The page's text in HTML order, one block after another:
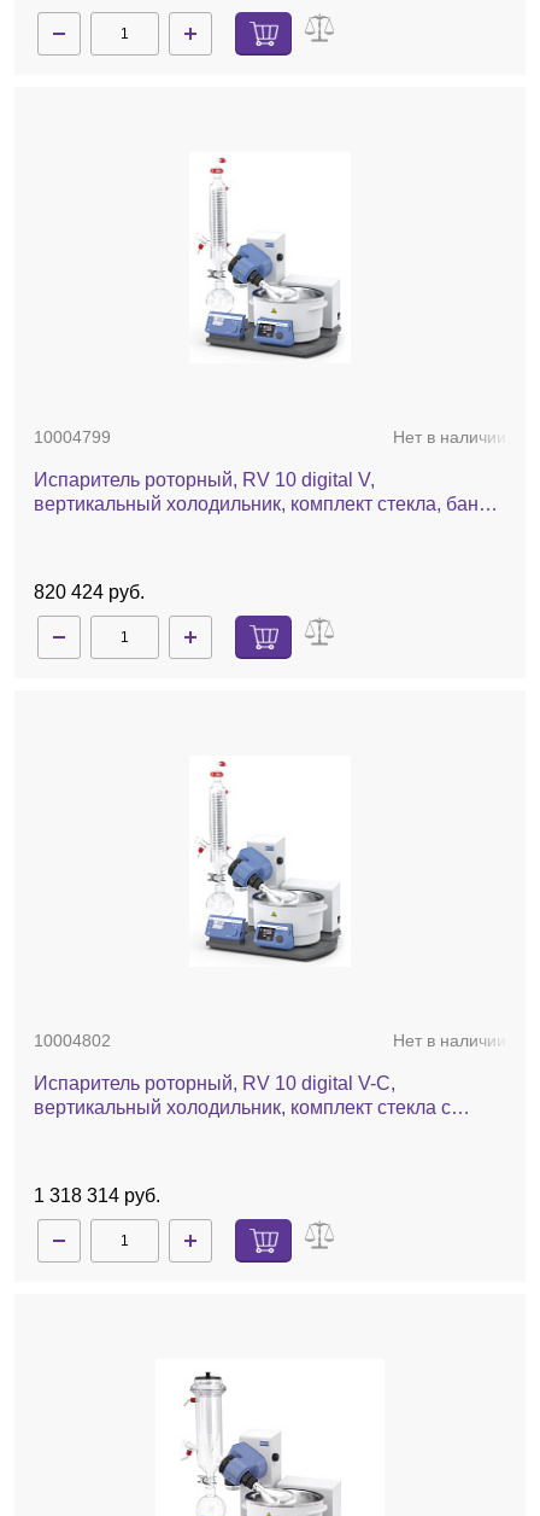
10004799 Нет в наличии
Испаритель роторный, RV 10 digital V,
вертикальный холодильник, комплект стекла, баня,
820 424 руб.
10004802 Нет в наличии
Испаритель роторный, RV 10 digital V-C,
вертикальный холодильник, комплект стекла с
1 318 314 руб.